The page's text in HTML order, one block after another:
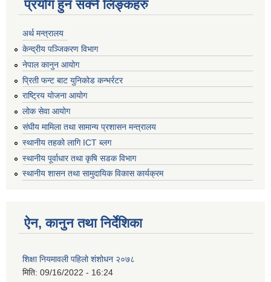
प्रयोग हुन सक्ने लिङ्कहरु
अर्थ मन्त्रालय
केन्द्रीय पञ्जिकरण विभाग
नेपाल कानुन आयोग
प्रिती फन्ट बाट युनिकोड कन्भर्रटर
राष्ट्रिय योजना आयोग
लोक सेवा आयोग
संघीय मामिला तथा सामान्य प्रशासन मन्त्रालय
स्थानीय तहको लागि ICT ब्लग
स्थानीय पूर्वाधार तथा कृषि सडक विभाग
स्थानीय शासन तथा सामुदायिक विकास कार्यक्रम
ऐन, कानुन तथा निर्देशिका
शिक्षा नियमावली पहिलो शंशोधन २०७८
मिति: 09/16/2022 - 16:24